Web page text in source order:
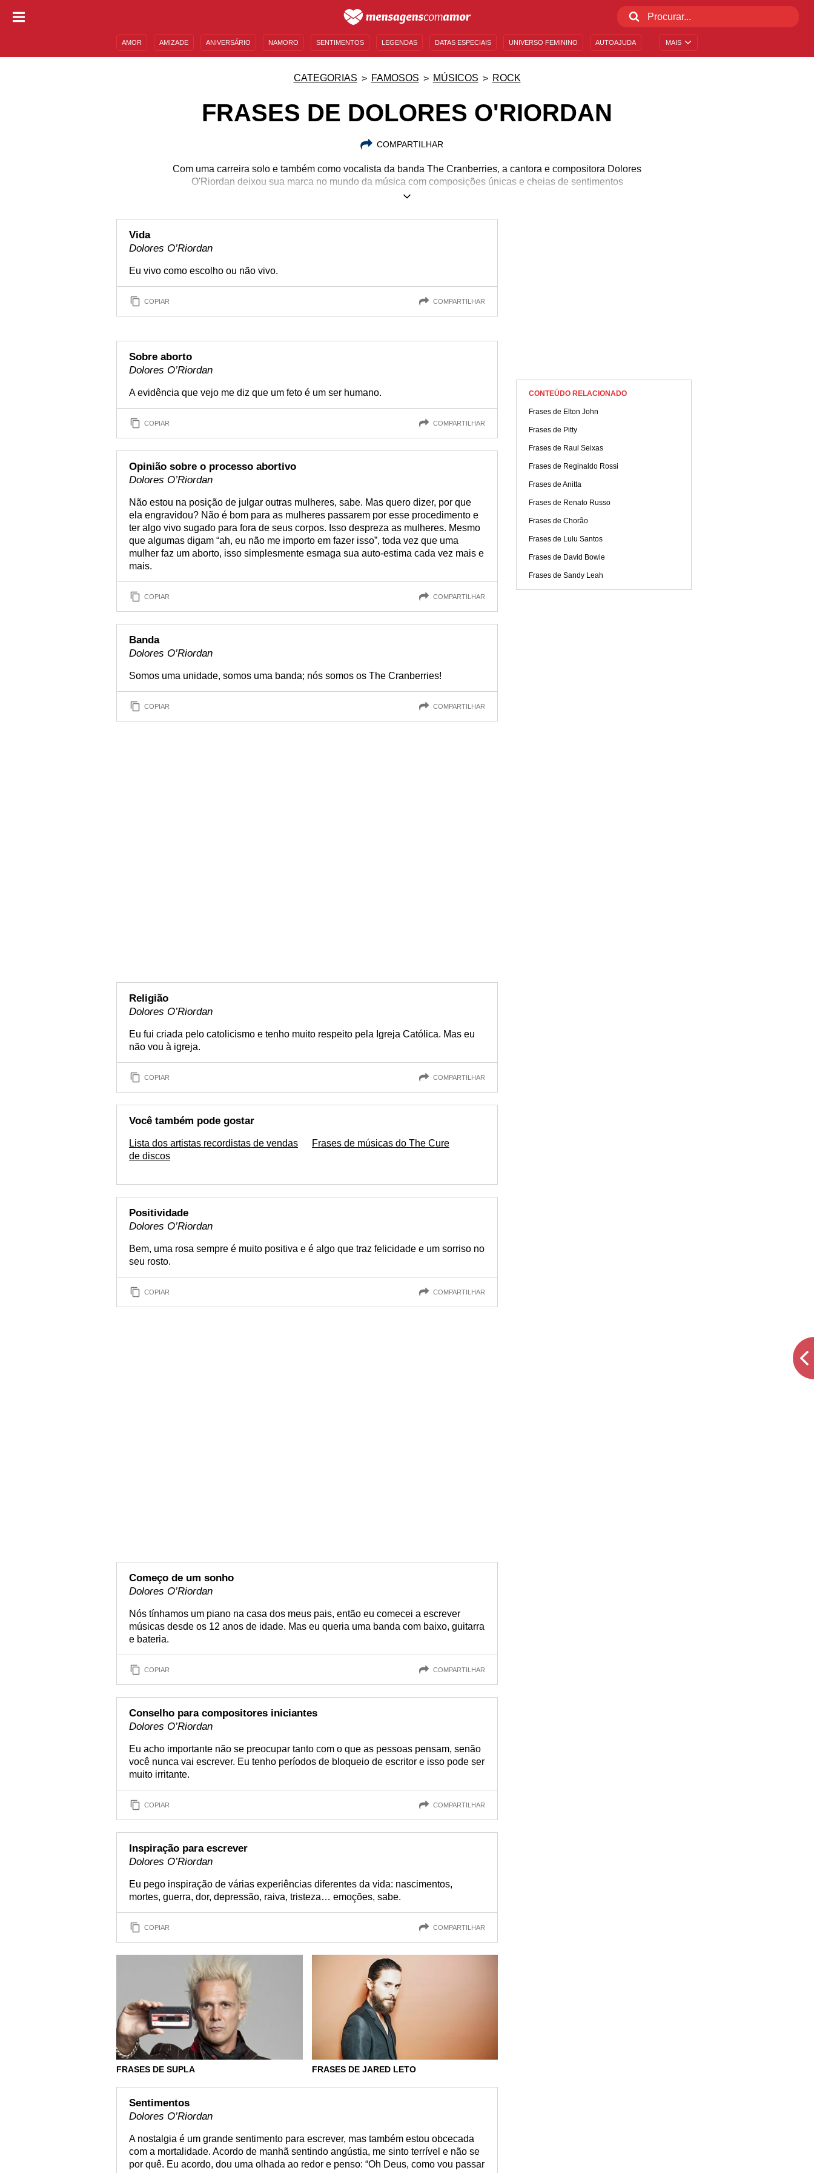
MAIS
AMOR AMIZADE ANIVERSÁRIO NAMORO SENTIMENTOS LEGENDAS DATAS ESPECIAIS UNIVERSO FEMININO AUTOAJUDA
CATEGORIAS FAMOSOS MÚSICOS ROCK
FRASES DE DOLORES O'RIORDAN
COMPARTILHAR
Com uma carreira solo e também como vocalista da banda The Cranberries, a cantora e compositora Dolores
O'Riordan deixou sua marca no mundo da música com composições únicas e cheias de sentimentos
verdadeiros. Conheça um pouco mais sobre seus pensamentos e ideais!
Vida
Dolores O’Riordan
Eu vivo como escolho ou não vivo.
COPIAR COMPARTILHAR
Sobre aborto
Dolores O’Riordan
A evidência que vejo me diz que um feto é um ser humano.
COPIAR COMPARTILHAR
Opinião sobre o processo abortivo
Dolores O’Riordan
Não estou na posição de julgar outras mulheres, sabe. Mas quero dizer, por que
ela engravidou? Não é bom para as mulheres passarem por esse procedimento e
ter algo vivo sugado para fora de seus corpos. Isso despreza as mulheres. Mesmo
que algumas digam “ah, eu não me importo em fazer isso”, toda vez que uma
mulher faz um aborto, isso simplesmente esmaga sua auto-estima cada vez mais e
mais.
COPIAR COMPARTILHAR
Banda
Dolores O’Riordan
Somos uma unidade, somos uma banda; nós somos os The Cranberries!
COPIAR COMPARTILHAR
Religião
Dolores O’Riordan
Eu fui criada pelo catolicismo e tenho muito respeito pela Igreja Católica. Mas eu
não vou à igreja.
COPIAR COMPARTILHAR
Você também pode gostar
Lista dos artistas recordistas de vendas
de discos
Frases de músicas do The Cure
Positividade
Dolores O’Riordan
Bem, uma rosa sempre é muito positiva e é algo que traz felicidade e um sorriso no
seu rosto.
COPIAR COMPARTILHAR
Começo de um sonho
Dolores O’Riordan
Nós tínhamos um piano na casa dos meus pais, então eu comecei a escrever
músicas desde os 12 anos de idade. Mas eu queria uma banda com baixo, guitarra
e bateria.
COPIAR COMPARTILHAR
Conselho para compositores iniciantes
Dolores O’Riordan
Eu acho importante não se preocupar tanto com o que as pessoas pensam, senão
você nunca vai escrever. Eu tenho períodos de bloqueio de escritor e isso pode ser
muito irritante.
COPIAR COMPARTILHAR
Inspiração para escrever
Dolores O’Riordan
Eu pego inspiração de várias experiências diferentes da vida: nascimentos,
mortes, guerra, dor, depressão, raiva, tristeza… emoções, sabe.
COPIAR COMPARTILHAR
FRASES DE SUPLA FRASES DE JARED LETO
Sentimentos
Dolores O’Riordan
A nostalgia é um grande sentimento para escrever, mas também estou obcecada
com a mortalidade. Acordo de manhã sentindo angústia, me sinto terrível e não se
por quê. Eu acordo, dou uma olhada ao redor e penso: “Oh Deus, como vou passar
CONTEÚDO RELACIONADO
Frases de Elton John
Frases de Pitty
Frases de Raul Seixas
Frases de Reginaldo Rossi
Frases de Anitta
Frases de Renato Russo
Frases de Chorão
Frases de Lulu Santos
Frases de David Bowie
Frases de Sandy Leah